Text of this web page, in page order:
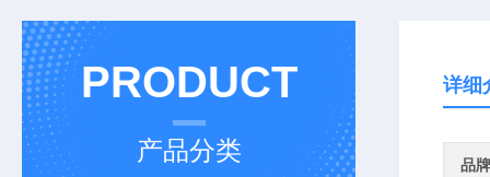
PRODUCT
产品分类
详细
品牌